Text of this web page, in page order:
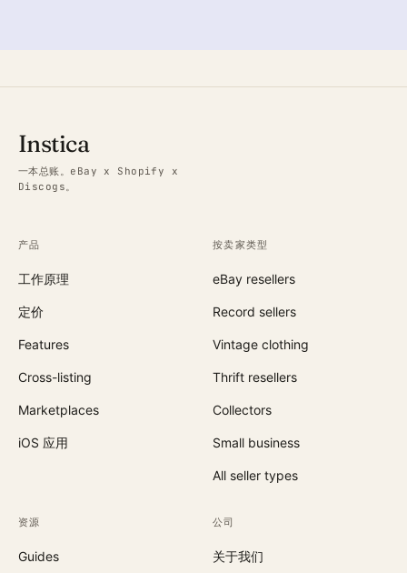
Instica
一本总账。eBay x Shopify x
Discogs。
产品
工作原理
定价
Features
Cross-listing
Marketplaces
iOS 应用
按卖家类型
eBay resellers
Record sellers
Vintage clothing
Thrift resellers
Collectors
Small business
All seller types
资源
Guides
公司
关于我们